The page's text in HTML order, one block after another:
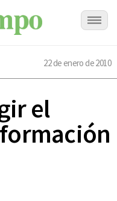
22 de enero de 2010
el